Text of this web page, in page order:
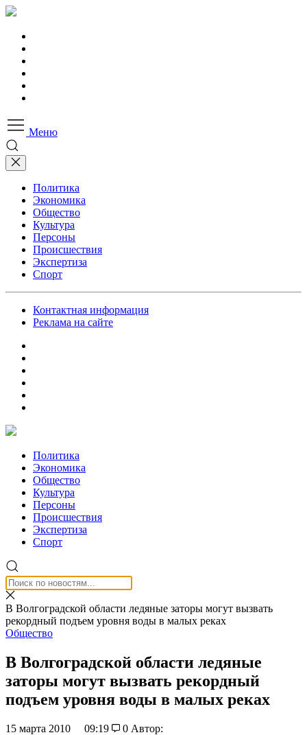
Меню
Политика
Экономика
Общество
Культура
Персоны
Происшествия
Экспертиза
Спорт
Контактная информация
Реклама на сайте
Политика
Экономика
Общество
Культура
Персоны
Происшествия
Экспертиза
Спорт
В Волгоградской области ледяные заторы могут вызвать
рекордный подъем уровня воды в малых реках
Общество
В Волгоградской области ледяные
заторы могут вызвать рекордный
подъем уровня воды в малых реках
15 марта 2010 09:19 0 Автор: